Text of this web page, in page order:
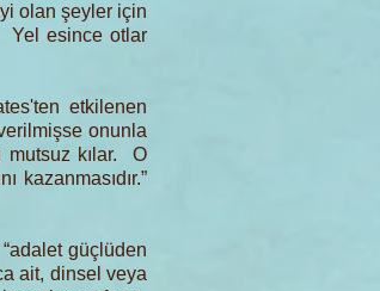
olan şeyler için
Yel esince otlar
etkilenen
onunla
mutsuz kılar. O
kazanmasıdır.”
güçlüden
ait, dinsel veya